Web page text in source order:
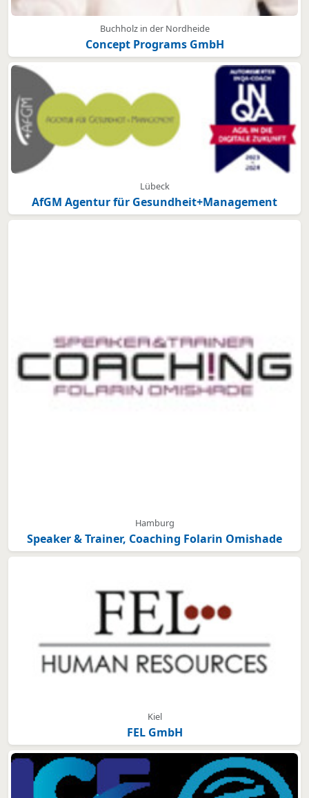
Buchholz in der Nordheide
Concept Programs GmbH
Lübeck
AfGM Agentur für Gesundheit+Management
Hamburg
Speaker & Trainer, Coaching Folarin Omishade
Kiel
FEL GmbH